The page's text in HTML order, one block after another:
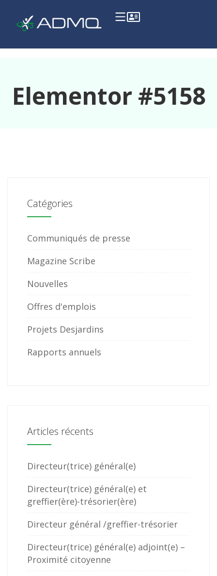
Elementor #5158
Catégories
Communiqués de presse
Magazine Scribe
Nouvelles
Offres d'emplois
Projets Desjardins
Rapports annuels
Articles récents
Directeur(trice) général(e)
Directeur(trice) général(e) et
greffier(ère)-trésorier(ère)
Directeur général /greffier-trésorier
Directeur(trice) général(e) adjoint(e) –
Proximité citoyenne